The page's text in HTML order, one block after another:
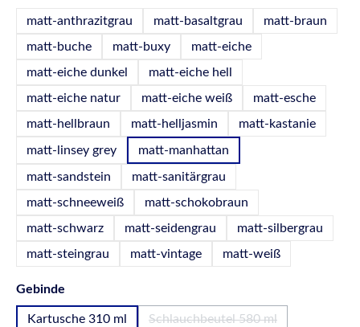
matt-anthrazitgrau matt-basaltgrau
matt-braun
matt-buche
matt-buxy
matt-eiche
matt-eiche dunkel
matt-eiche hell
matt-eiche natur
matt-eiche weiß
matt-esche
matt-hellbraun
matt-helljasmin matt-kastanie
matt-linsey grey matt-manhattan
matt-sandstein
matt-sanitärgrau
matt-schneeweiß
matt-schokobraun
matt-schwarz
matt-seidengrau
matt-silbergrau
matt-steingrau
matt-vintage matt-weiß
Gebinde
Kartusche 310 ml Schlauchbeutel 580 ml